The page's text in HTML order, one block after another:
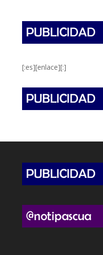
[:es][enlace][:]